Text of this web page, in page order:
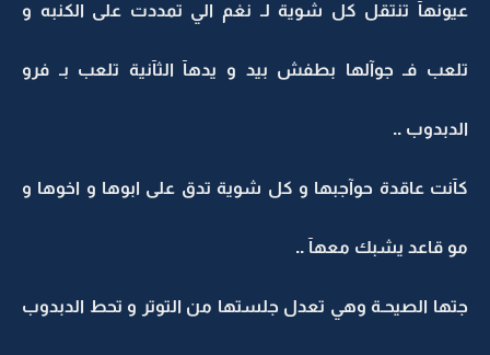
عيونهآ تنتقل كل شوية لـ نغم الي تمددت على الكنبه و
تلعب فـ جوآلها بطفش بيد و يدهآ الثآنية تلعب بـ فرو
الدبدوب ..
كآنت عاقدة حوآجبها و كل شوية تدق على ابوها و اخوها و
مو قاعد يشبك معهآ ..
جتها الصيحـة وهي تعدل جلستها من التوتر و تحط الدبدوب